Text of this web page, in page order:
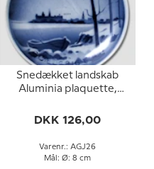
Snedækket landskab
Aluminia plaquette,
DKK 126,00
Varenr.: AGJ26
Mål: Ø: 8 cm